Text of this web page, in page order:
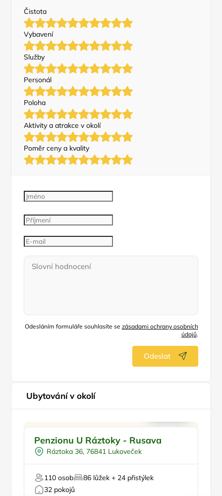
Čistota
Vybavení
Služby
Personál
Poloha
Aktivity a atrakce v okolí
Poměr ceny a kvality
Odesláním formuláře souhlasíte se zásadami ochrany osobních
údajů.
Odeslat
Ubytování v okolí
Plná penze
Pro sportovce
Pro milovníky přírody
Firemní akce/teambuilding
Penzionu U Ráztoky - Rusava
Ráztoka 36, 76841 Lukoveček
110 osob
86 lůžek + 24 přistýlek
32 pokojů